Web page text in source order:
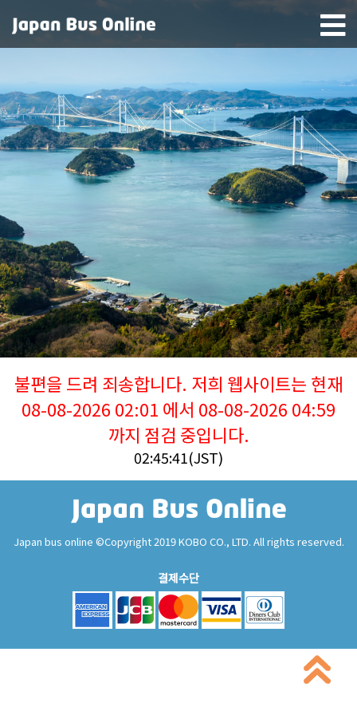
불편을 드려 죄송합니다. 저희 웹사이트는 현재
08-08-2026 02:01 에서 08-08-2026 04:59
까지 점검 중입니다.
02:45:41(JST)
Japan bus online ©Copyright 2019 KOBO CO., LTD. All rights reserved.
결제수단